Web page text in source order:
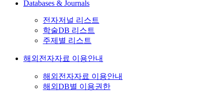
Databases & Journals
전자저널 리스트
학술DB 리스트
주제별 리스트
해외전자자료 이용안내
해외전자자료 이용안내
해외DB별 이용권한